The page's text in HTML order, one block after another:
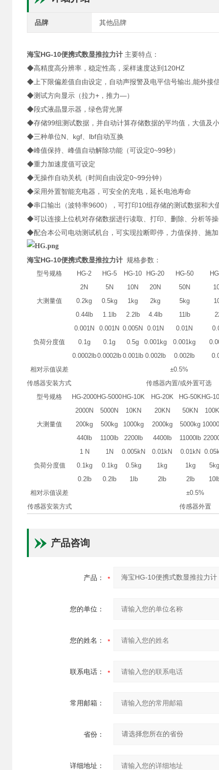
品牌 其他品牌
海宝HG-10便携式数显推拉力计 主要特点：
◆高精度高分辨率，稳定性高，采样速度达到120HZ
◆上下限偏差值自由设定，自动声报警及电平信号输出,能外接
◆测试方向显示（拉力+，推力—）
◆段式液晶显示器，绿色背光屏
◆存储99组测试数据，并自动计算存储数据的平均值，大值及
◆三种单位N、kgf、lbf自动互换
◆峰值保持、峰值自动解除功能（可设定0~99秒）
◆重力加速度值可设定
◆无操作自动关机（时间自由设定0~99分钟）
◆采用外置智能充电器，可安全的充电，延长电池寿命
◆串口输出（波特率9600），可打印10组存储的测试数据和大
◆可以连接上位机对存储数据进行读取、打印、删除、分析等
◆配合本公司电动测试机台，可实现拉断即停，力值保持、施
海宝HG-10便携式数显推拉力计 规格参数：
型号规格 HG-2 HG-5 HG-10 HG-20 HG-50
大测量值
2N
0.2kg
0.44lb
5N
0.5kg
1.1lb
10N
1kg
2.2lb
20N
2kg
4.4lb
50N
5kg
11lb
负荷分度值
0.001N
0.1g
0.0002lb
0.001N
0.1g
0.0002lb
0.005N
0.5g
0.001lb
0.01N
0.001kg
0.002lb
0.01N
0.001kg
0.002lb
相对示值误差
±0.5%
传感器安装方式
传感器内置/或外置可选
型号规格
HG-2000HG-5000 HG-10K HG-20K HG-50KHG-
大测量值
2000N
200kg
440lb
5000N
500kg
1100lb
10KN
1000kg
2200lb
20KN
2000kg
4400lb
50KN
5000kg
11000lb
负荷分度值
1 N
0.1kg
0.2lb
1N
0.1kg
0.2lb
0.005kN
0.5kg
1lb
0.01kN
1kg
2lb
0.01kN
1kg
2lb
5kg
相对示值误差
±0.5%
传感器安装方式
传感器外置
产品咨询
产品：
您的单位：
您的姓名：
联系电话：
常用邮箱：
省份：
详细地址：